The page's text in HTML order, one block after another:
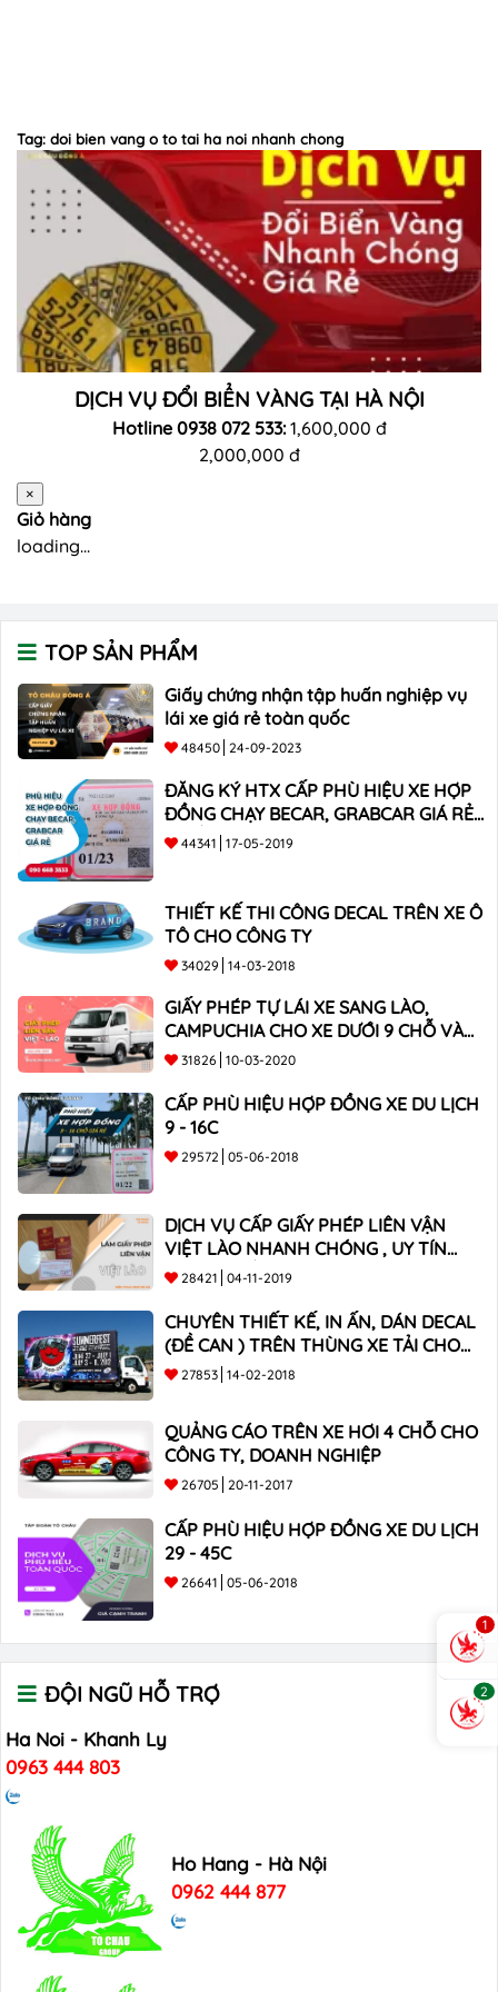
Tag: doi bien vang o to tai ha noi nhanh chong
DỊCH VỤ ĐỔI BIỂN VÀNG TẠI HÀ NỘI
Hotline 0938 072 533:1,600,000 đ
2,000,000 đ
×
Giỏ hàng
loading...
TOP SẢN PHẨM
Giấy chứng nhận tập huấn nghiệp vụ
lái xe giá rẻ toàn quốc
48450 24-09-2023
ĐĂNG KÝ HTX CẤP PHÙ HIỆU XE HỢP
ĐỒNG CHẠY BECAR, GRABCAR GIÁ RẺ
NHẤT
44341 17-05-2019
THIẾT KẾ THI CÔNG DECAL TRÊN XE Ô
TÔ CHO CÔNG TY
34029 14-03-2018
GIẤY PHÉP TỰ LÁI XE SANG LÀO,
CAMPUCHIA CHO XE DƯỚI 9 CHỖ VÀ
XE BÁN TẢI
31826 10-03-2020
CẤP PHÙ HIỆU HỢP ĐỒNG XE DU LỊCH
9 - 16C
29572 05-06-2018
DỊCH VỤ CẤP GIẤY PHÉP LIÊN VẬN
VIỆT LÀO NHANH CHÓNG , UY TÍN
TOÀN QUỐC
28421 04-11-2019
CHUYÊN THIẾT KẾ, IN ẤN, DÁN DECAL
(ĐỀ CAN ) TRÊN THÙNG XE TẢI CHO
CÔNG TY
27853 14-02-2018
QUẢNG CÁO TRÊN XE HƠI 4 CHỖ CHO
CÔNG TY, DOANH NGHIỆP
26705 20-11-2017
CẤP PHÙ HIỆU HỢP ĐỒNG XE DU LỊCH
29 - 45C
26641 05-06-2018
ĐỘI NGŨ HỖ TRỢ
Ha Noi - Khanh Ly
0963 444 803
Ho Hang - Hà Nội
0962 444 877
1
2